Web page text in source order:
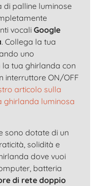
di palline luminose
vocali Google
. Collega la tua
uno
la tua ghirlanda con
interruttore ON/OFF
articolo sulla
ghirlanda luminosa
sono dotate di un
solidità e
dove vuoi
batteria
di rete doppio